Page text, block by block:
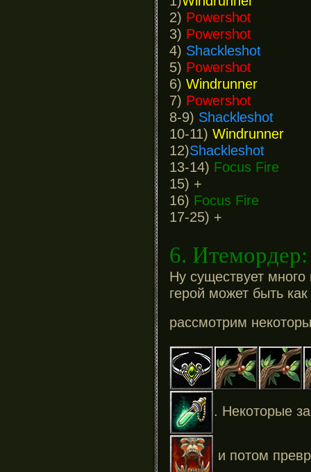
2) Powershot
3) Powershot
4) Shackleshot
5) Powershot
6) Windrunner
7) Powershot
8-9) Shackleshot
10-11) Windrunner
12)Shackleshot
13-14) Focus Fire
15) +
16) Focus Fire
17-25) +
6. Итемордер:
Ну существует много
герой может быть
рассмотрим
. Некоторые
и потом